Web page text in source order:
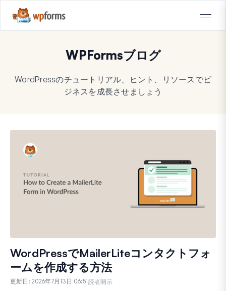
WPFormsブログ
WordPressのチュートリアル、ヒント、リソースでビ
ジネスを成長させましょう
WordPressでMailerLiteコンタクトフォ
ームを作成する方法
更新日: 2026年7月13日 06:51読者開示